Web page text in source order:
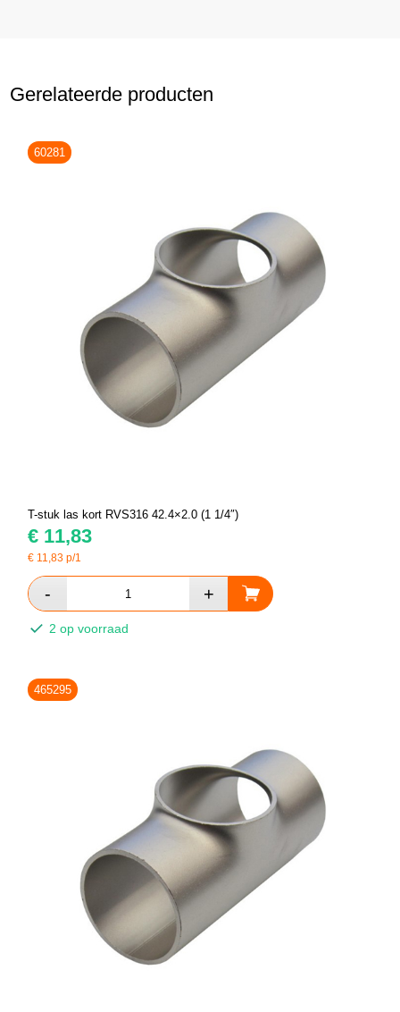
Gerelateerde producten
60281
T-stuk las kort RVS316 42.4×2.0 (1 1/4″)
€ 11,83
€ 11,83 p/1
2 op voorraad
465295